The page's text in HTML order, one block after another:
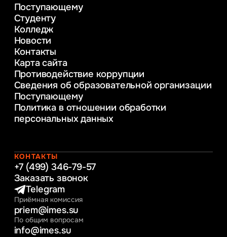
Психолого-педагогическое
консультирование и медиация
в образовании
Веб-дизайн
Управление инновационным развитием
предприятия
Уголовное право
Информационные технологии в бизнесе
Информационное и программное
обеспечение бизнес процессов
Управление человеческими ресурсами
Интернет-маркетинг
Поступающему
Студенту
Колледж
Новости
Контакты
Карта сайта
Противодействие коррупции
Сведения об образовательной организации
Поступающему
Политика в отношении обработки
персональных данных
КОНТАКТЫ
+7 (499) 346-79-57
Заказать звонок
Telegram
Приёмная комиссия
priem@imes.su
По общим вопросам
info@imes.su